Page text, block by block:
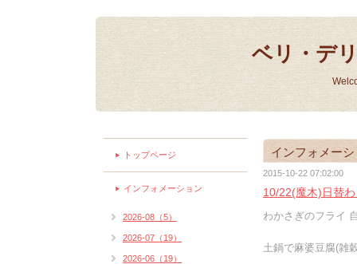
ベリ・デ
インフォメー
2015-10-22 07:02:00
10/22(魔木)日替
わかさぎのフライ
土鍋で麻婆豆腐(雑
トップページ
インフォメーション
2026-08（5）
2026-07（19）
2026-06（19）